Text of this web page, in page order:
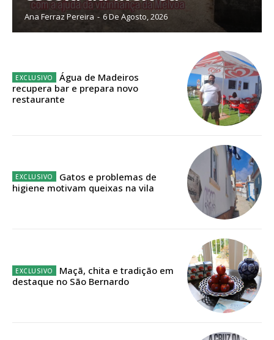
Planos de Assinatura
Sendo assinante terá acesso a todos os conteúdos exclusivos e versões
digitais.
Escolha o plano de assinatura desejado:
Ana Ferraz Pereira - 6 De Agosto, 2026
Água de Madeiros
recupera bar e prepara novo
restaurante
Gatos e problemas de
higiene motivam queixas na vila
Maçã, chita e tradição em
destaque no São Bernardo